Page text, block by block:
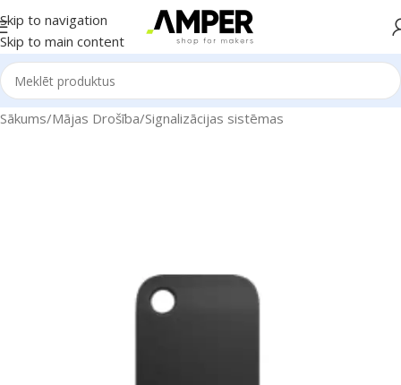
Skip to navigation
Skip to main content
Sākums/Mājas Drošība/Signalizācijas sistēmas